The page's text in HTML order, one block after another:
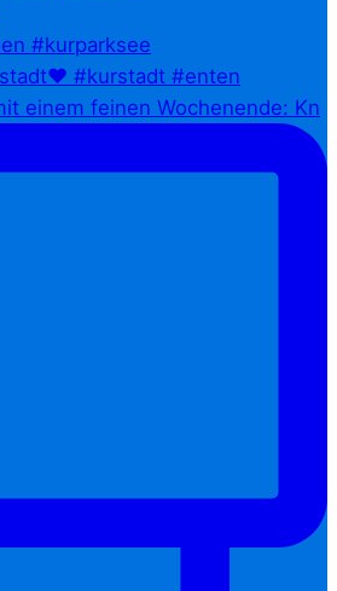
einem feinen Wochenende: Kn